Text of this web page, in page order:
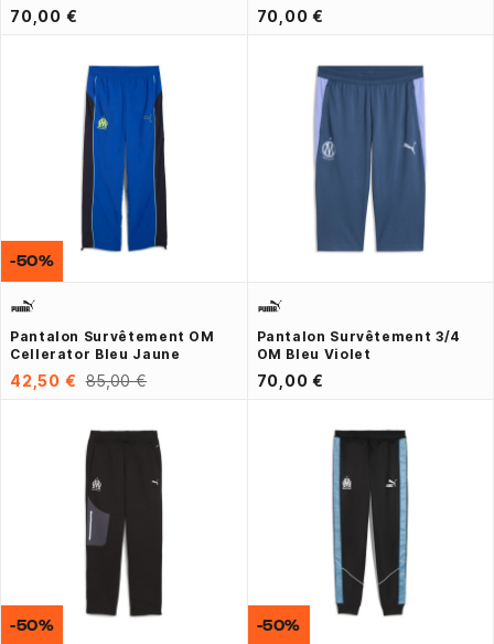
70,00 € 70,00 €
Pantalon Survêtement OM
Cellerator Bleu Jaune
42,50 € 85,00 €
-50%
Pantalon Survêtement 3/4
OM Bleu Violet
70,00 €
-50% -50%